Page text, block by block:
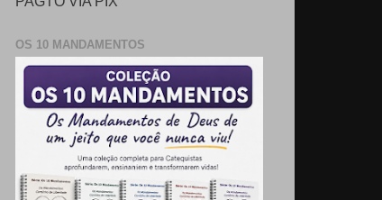
OS 10 MANDAMENTOS